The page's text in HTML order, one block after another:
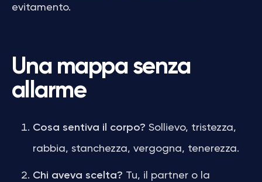
evitamento.
Una mappa senza
allarme
Cosa sentiva il corpo? Sollievo, tristezza,
rabbia, stanchezza, vergogna, tenerezza.
Chi aveva scelta? Tu, il partner o la